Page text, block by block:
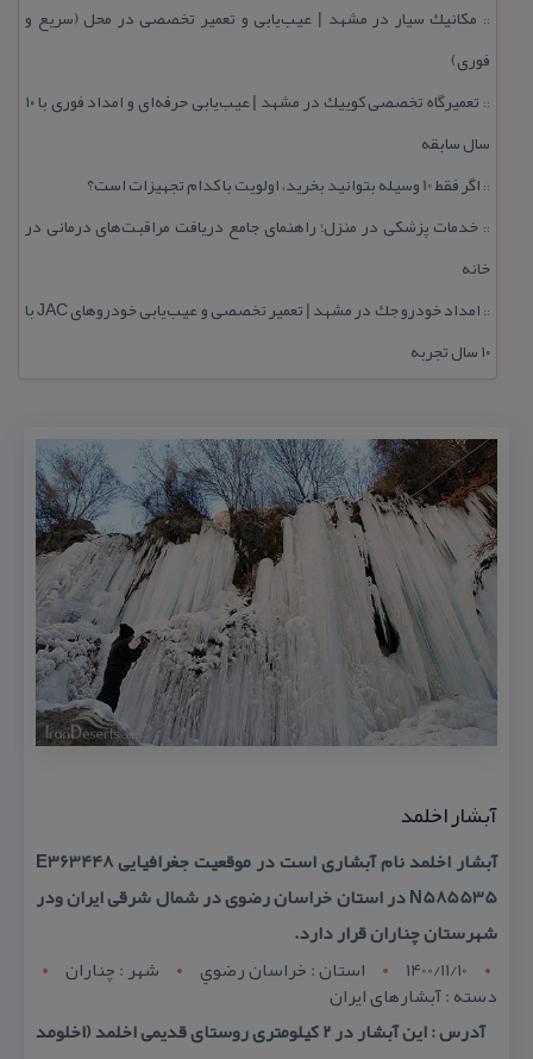
:: مكانیك سیار در مشهد | عیب‌یابی و تعمیر تخصصی در محل (سریع و
فوری)
::
تعمیرگاه تخصصی كوییك در مشهد | عیب‌یابی حرفه‌ای و امداد فوری با ۱۰
سال سابقه
:: اگر فقط 10 وسیله بتوانید بخرید، اولویت با كدام تجهیزات است؟
:: خدمات پزشكی در منزل؛ راهنمای جامع دریافت مراقبت‌های درمانی در
خانه
::
امداد خودرو جك در مشهد | تعمیر تخصصی و عیب‌یابی خودروهای JAC با
۱۰ سال تجربه
آبشار اخلمد
آبشار اخلمد نام آبشاری است در موقعیت جغرافیایی E363448
N585535 در استان خراسان رضوی در شمال شرقی ایران ودر
شهرستان چناران قرار دارد.
1400/11/10
استان : خراسان رضوي شهر : چناران
دسته : آبشارهای ایران
آدرس : این آبشار در ۲ كیلومتری روستای قدیمی اخلمد (اخلومد